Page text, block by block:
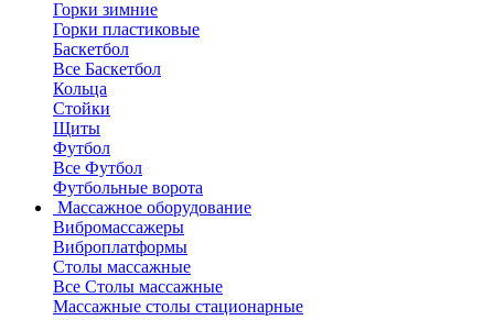
Горки зимние
Горки пластиковые
Баскетбол
Все Баскетбол
Кольца
Стойки
Щиты
Футбол
Все Футбол
Футбольные ворота
Массажное оборудование
Вибромассажеры
Виброплатформы
Столы массажные
Все Столы массажные
Массажные столы стационарные